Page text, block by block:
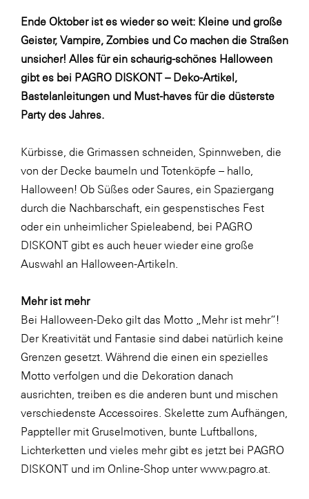
Bauvereinigungen
Getzner Werkstoffe
Heimat Österreich
ikp
Johnson & Johnson
kosaplaner
LAT Nitrogen
Libro
Lidl Österreich
Die Menü-Manufaktur
OMV
OptimaMed
PAGRO
PHH Rechtsanwält:innen
Primark
Salesforce
sebamed
Ende Oktober ist es wieder so weit: Kleine und große
Geister, Vampire, Zombies und Co machen die Straßen
unsicher! Alles für ein schaurig-schönes Halloween
gibt es bei PAGRO DISKONT – Deko-Artikel,
Bastelanleitungen und Must-haves für die düsterste
Party des Jahres.
Kürbisse, die Grimassen schneiden, Spinnweben, die
von der Decke baumeln und Totenköpfe – hallo,
Halloween! Ob Süßes oder Saures, ein Spaziergang
durch die Nachbarschaft, ein gespenstisches Fest
oder ein unheimlicher Spieleabend, bei PAGRO
DISKONT gibt es auch heuer wieder eine große
Auswahl an Halloween-Artikeln.
Mehr ist mehr
Bei Halloween-Deko gilt das Motto „Mehr ist mehr“!
Der Kreativität und Fantasie sind dabei natürlich keine
Grenzen gesetzt. Während die einen ein spezielles
Motto verfolgen und die Dekoration danach
ausrichten, treiben es die anderen bunt und mischen
verschiedenste Accessoires. Skelette zum Aufhängen,
Pappteller mit Gruselmotiven, bunte Luftballons
Lichterketten und vieles mehr gibt es jetzt bei PAGRO
DISKONT und im Online-Shop unterwww.pagro.at